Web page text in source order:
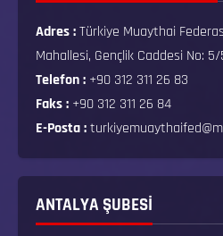
Adres :Türkiye Muaythai
Mahallesi, Gençlik Caddesi No:
Telefon : +90 312 311 26 83
Faks : +90 312 311 26 84
E-Posta :
ANTALYA ŞUBESİ